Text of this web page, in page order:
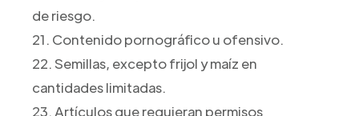
de riesgo.
21. Contenido pornográfico u ofensivo.
22. Semillas, excepto frijol y maíz en
cantidades limitadas.
23. Artículos que requieran permisos